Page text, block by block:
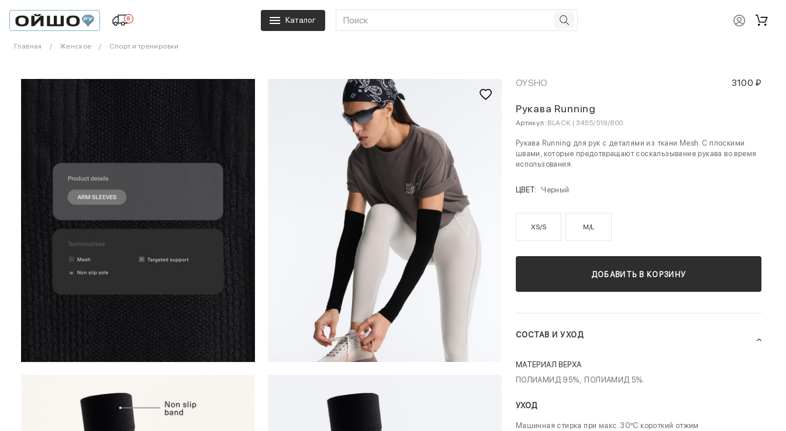
8 Каталог
Главная Женское Спорт и тренировки
OYSHO 3100 ₽
Рукава Running
Артикул: BLACK | 3455/519/800
Рукава Running для рук с деталями из ткани Mesh. С плоскими
швами, которые предотвращают соскальзывание рукава во время
использования.
ЦВЕТ: Черный
XS/S M/L
ДОБАВИТЬ В КОРЗИНУ
СОСТАВ И УХОД
МАТЕРИАЛ ВЕРХА
ПОЛИАМИД 95%, ПОЛИАМИД 5%.
УХОД
Машинная стирка при макс. 30ºC короткий отжим